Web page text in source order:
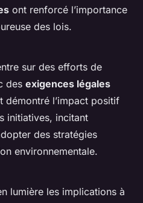
ont renforcé l’importance
des lois.
sur des efforts de
des exigences légales
démontré l’impact positif
initiatives, incitant
des stratégies
environnementale.
lumière les implications à